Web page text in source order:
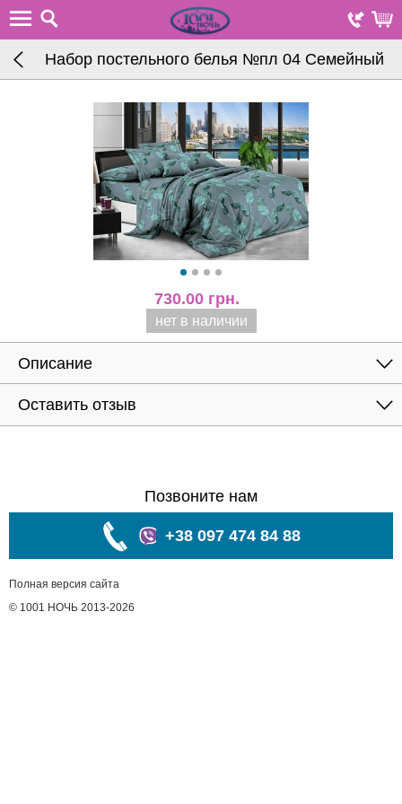
Набор постельного белья №пл 04 Семейный
730.00 грн.
нет в наличии
Описание
Оставить отзыв
Позвоните нам
+38 097 474 84 88
Полная версия сайта
© 1001 НОЧЬ 2013-2026